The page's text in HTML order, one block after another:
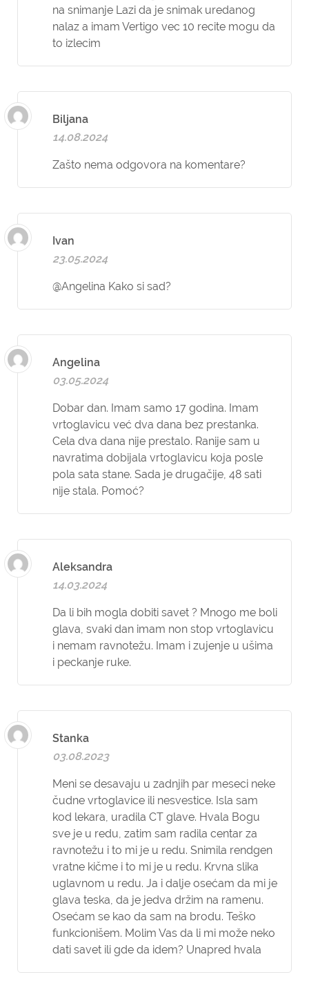
na snimanje Lazi da je snimak uredanog
nalaz a imam Vertigo vec 10 recite mogu da
to izlecim
Biljana
14.08.2024
Zašto nema odgovora na komentare?
Ivan
23.05.2024
@Angelina Kako si sad?
Angelina
03.05.2024
Dobar dan. Imam samo 17 godina. Imam
vrtoglavicu već dva dana bez prestanka.
Cela dva dana nije prestalo. Ranije sam u
navratima dobijala vrtoglavicu koja posle
pola sata stane. Sada je drugačije, 48 sati
nije stala. Pomoć?
Aleksandra
14.03.2024
Da li bih mogla dobiti savet ? Mnogo me boli
glava, svaki dan imam non stop vrtoglavicu
i nemam ravnotežu. Imam i zujenje u ušima
i peckanje ruke.
Stanka
03.08.2023
Meni se desavaju u zadnjih par meseci neke
čudne vrtoglavice ili nesvestice. Isla sam
kod lekara, uradila CT glave. Hvala Bogu
sve je u redu, zatim sam radila centar za
ravnotežu i to mi je u redu. Snimila rendgen
vratne kičme i to mi je u redu. Krvna slika
uglavnom u redu. Ja i dalje osećam da mi je
glava teska, da je jedva držim na ramenu.
Osećam se kao da sam na brodu. Teško
funkcionišem. Molim Vas da li mi može neko
dati savet ili gde da idem? Unapred hvala